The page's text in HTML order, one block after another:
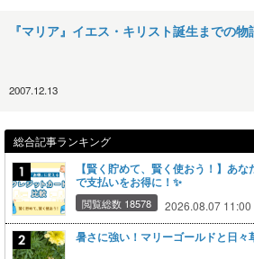
『マリア』イエス・キリスト誕生までの物
2007.12.13
総合記事ランキング
【賢く貯めて、賢く使おう！】あ
で支払いをお得に！✨
閲覧総数 18578 2026.08.07 11:00
暑さに強い！マリーゴールドと日々